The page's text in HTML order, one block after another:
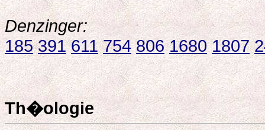
Denzinger:
185 391 611 754 806 1680 1807
Th�ologie